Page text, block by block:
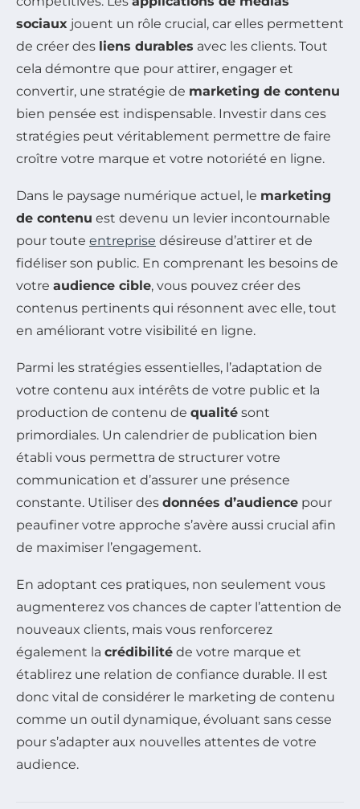
sociaux jouent un rôle crucial, car elles permettent
de créer des liens durables avec les clients. Tout
cela démontre que pour attirer, engager et
convertir, une stratégie de marketing de contenu
bien pensée est indispensable. Investir dans ces
stratégies peut véritablement permettre de faire
croître votre marque et votre notoriété en ligne.
Dans le paysage numérique actuel, le marketing
de contenu est devenu un levier incontournable
pour toute entreprise désireuse d’attirer et de
fidéliser son public. En comprenant les besoins de
votre audience cible, vous pouvez créer des
contenus pertinents qui résonnent avec elle, tout
en améliorant votre visibilité en ligne.
Parmi les stratégies essentielles, l’adaptation de
votre contenu aux intérêts de votre public et la
production de contenu de qualité sont
primordiales. Un calendrier de publication bien
établi vous permettra de structurer votre
communication et d’assurer une présence
constante. Utiliser des données d’audience pour
peaufiner votre approche s’avère aussi crucial afin
de maximiser l’engagement.
En adoptant ces pratiques, non seulement vous
augmenterez vos chances de capter l’attention de
nouveaux clients, mais vous renforcerez
également la crédibilité de votre marque et
établirez une relation de confiance durable. Il est
donc vital de considérer le marketing de contenu
comme un outil dynamique, évoluant sans cesse
pour s’adapter aux nouvelles attentes de votre
audience.